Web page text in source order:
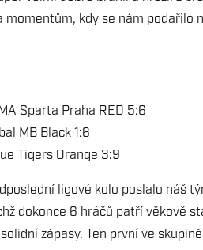
kdy se nám podařilo
Sparta Praha RED 5:6
MB Black 1:6
Tigers Orange 3:9
ligové kolo poslalo náš
dokonce 6 hráčů patří věkově
zápasy. Ten první ve